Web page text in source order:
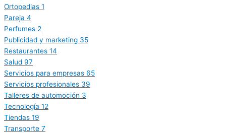
Ortopedias 1
Pareja 4
Perfumes 2
Publicidad y marketing 35
Restaurantes 14
Salud 97
Servicios para empresas 65
Servicios profesionales 39
Talleres de automoción 3
Tecnología 12
Tiendas 19
Transporte 7